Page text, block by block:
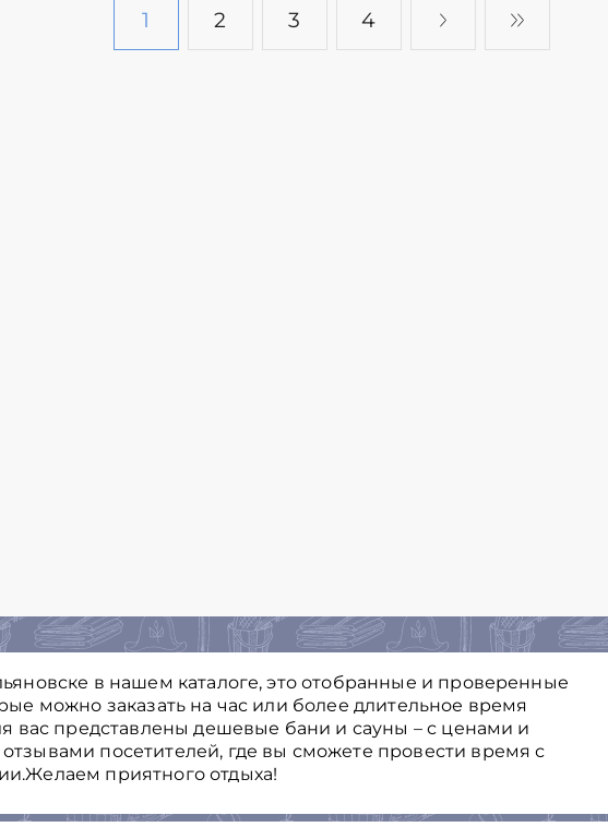
1 2 3 4
в нашем каталоге, это отобранные и проверенные
можно заказать на час или более длительное время
вас представлены дешевые бани и сауны – с ценами и
посетителей, где вы сможете провести время с
приятного отдыха!